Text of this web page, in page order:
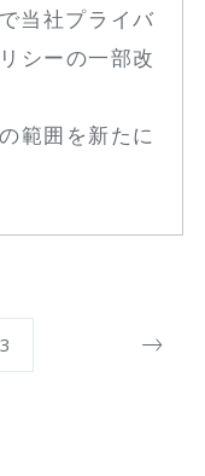
当社プライバ
シーの一部改
範囲を新たに
3